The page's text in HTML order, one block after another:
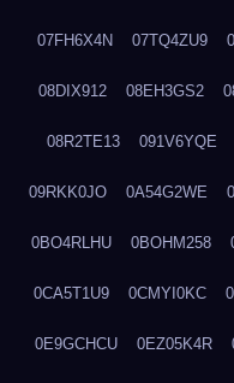
07FH6X4N 07TQ4ZU9
08DIX912 08EH3GS2
08R2TE13 091V6YQE
09RKK0JO 0A54G2WE
0BO4RLHU 0BOHM258
0CA5T1U9 0CMYI0KC
0E9GCHCU 0EZ05K4R